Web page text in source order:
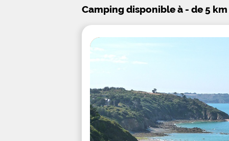
Camping disponible à - de 5